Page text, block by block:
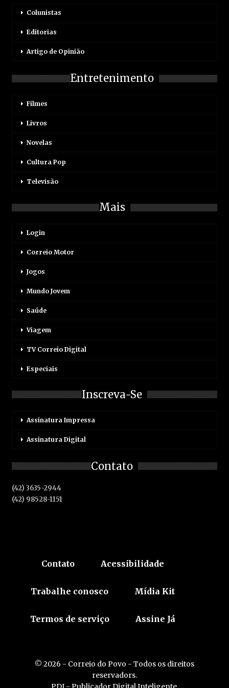
Colunistas
Editorias
Artigo de Opinião
Entretenimento
Filmes
Livros
Novelas
Cultura Pop
Televisão
Mais
Login
Correio Motor
Jogos
Mundo Jovem
Saúde
Viagem
TV Correio Digital
Especiais
Inscreva-Se
Assinatura Impressa
Assinatura Digital
Contato
(42) 3635-2944
(42) 98528-1151
Contato Acessibilidade
Trabalhe conosco Mídia Kit
Termos de serviço Assine Já
© 2026 - Correio do Povo - Todos os direitos
reservadors.